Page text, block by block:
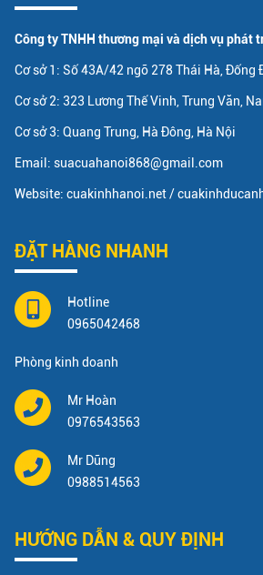
Công ty TNHH thương mại và dịch vụ phát
Cơ sở 1: Số 43A/42 ngõ 278 Thái Hà, Đống
Cơ sở 2: 323 Lương Thế Vinh, Trung Văn,
Cơ sở 3: Quang Trung, Hà Đông, Hà Nội
Email: suacuahanoi868@gmail.com
Website: cuakinhhanoi.net /
ĐẶT HÀNG NHANH
Hotline
0965042468
Phòng kinh doanh
Mr Hoàn
0976543563
Mr Dũng
0988514563
HƯỚNG DẪN & QUY ĐỊNH